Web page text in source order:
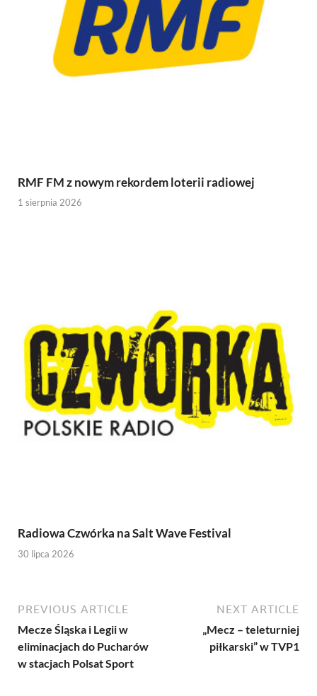
RMF FM z nowym rekordem loterii radiowej
1 sierpnia 2026
Radiowa Czwórka na Salt Wave Festival
30 lipca 2026
PREVIOUS ARTICLE
Mecze Śląska i Legii w
eliminacjach do Pucharów
w stacjach Polsat Sport
NEXT ARTICLE
„Mecz – teleturniej
piłkarski” w TVP1